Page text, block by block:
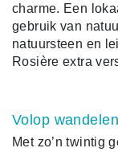
charme. Een
gebruik van
natuursteen en
Rosière extra
Volop
Met zo’n twintig